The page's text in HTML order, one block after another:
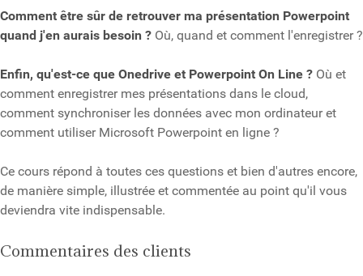
Comment être sûr de retrouver ma présentation Powerpoint
quand j'en aurais besoin ? Où, quand et comment l'enregistrer ?
Enfin, qu'est-ce que Onedrive et Powerpoint On Line ? Où et
comment enregistrer mes présentations dans le cloud,
comment synchroniser les données avec mon ordinateur et
comment utiliser Microsoft Powerpoint en ligne ?
Ce cours répond à toutes ces questions et bien d'autres encore,
de manière simple, illustrée et commentée au point qu'il vous
deviendra vite indispensable.
Commentaires des clients